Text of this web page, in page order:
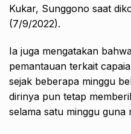
Kukar, Sunggono saat
(7/9/2022).
Ia juga mengatakan
pemantauan terkait
sejak beberapa minggu
dirinya pun tetap
selama satu minggu guna